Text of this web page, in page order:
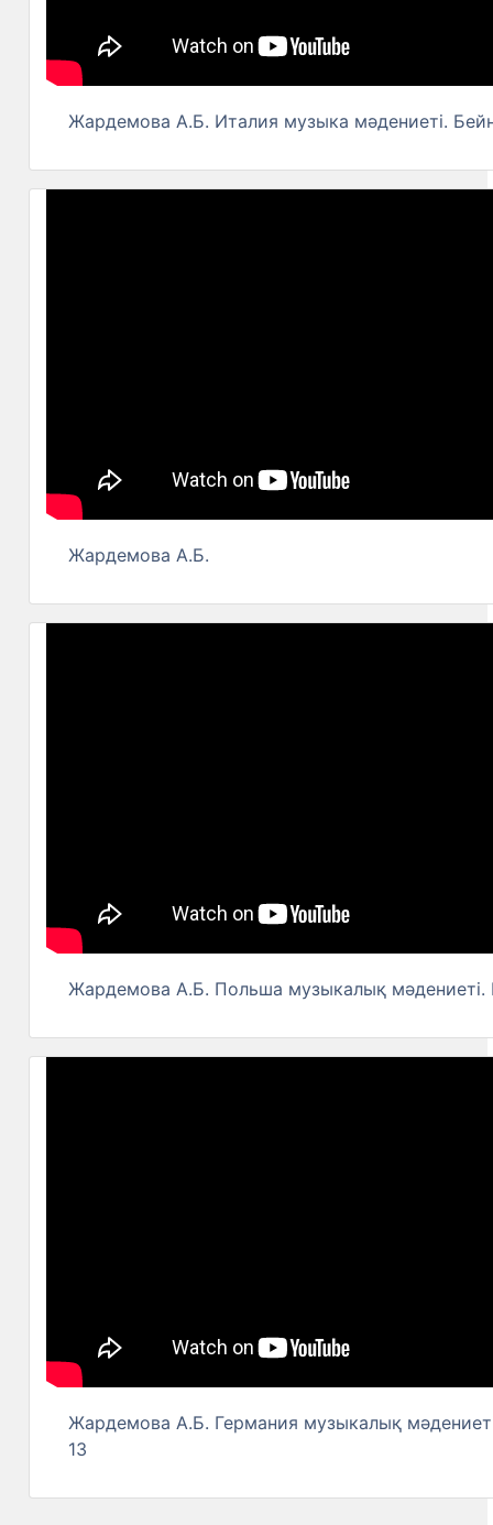
Жардемова А.Б. Италия музыка мәдениеті.
Жардемова А.Б.
Жардемова А.Б. Польша музыкалық мәдениеті.
Жардемова А.Б. Германия музыкалық
13